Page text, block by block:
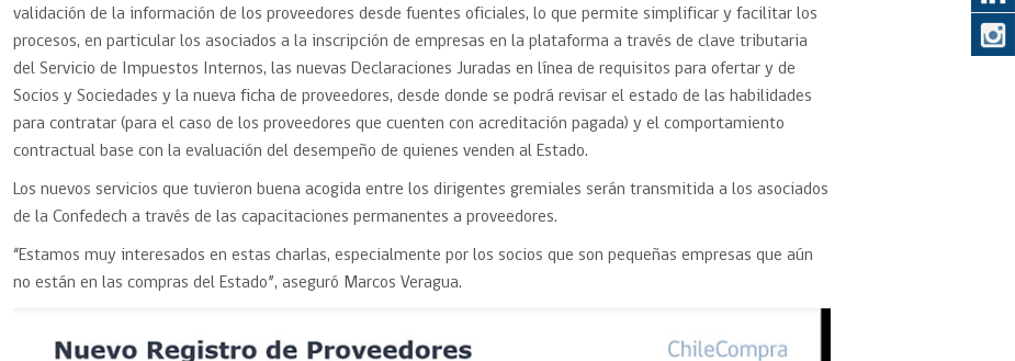
API de Mercado Público
Emergencias
Gestión de Contratos
Compras públicas con
perspectiva de género
validación de la información de los proveedores desde fuentes oficiales, lo que permite simplificar y facilitar los
procesos, en particular los asociados a la inscripción de empresas en la plataforma a través de clave tributaria
del Servicio de Impuestos Internos, las nuevas Declaraciones Juradas en línea de requisitos para ofertar y de
Socios y Sociedades y la nueva ficha de proveedores, desde donde se podrá revisar el estado de las habilidades
para contratar (para el caso de los proveedores que cuenten con acreditación pagada) y el comportamiento
contractual base con la evaluación del desempeño de quienes venden al Estado.
Los nuevos servicios que tuvieron buena acogida entre los dirigentes gremiales serán transmitida a los asociados
de la Confedech a través de las capacitaciones permanentes a proveedores.
“Estamos muy interesados en estas charlas, especialmente por los socios que son pequeñas empresas que aún
no están en las compras del Estado”, aseguró Marcos Veragua.